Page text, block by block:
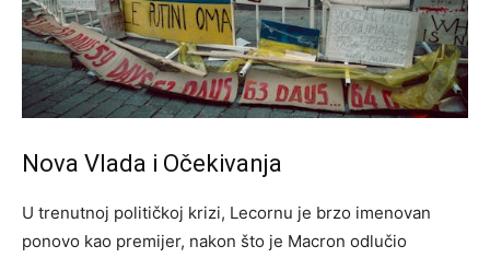
Nova Vlada i Očekivanja
U trenutnoj političkoj krizi, Lecornu je brzo imenovan
ponovo kao premijer, nakon što je Macron odlučio